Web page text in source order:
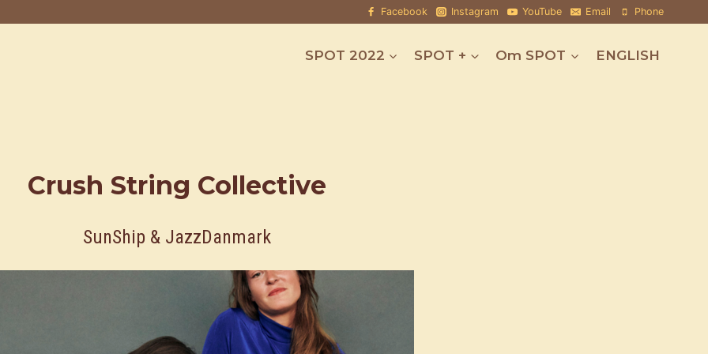
Facebook Instagram YouTube Email Phone
SPOT 2022 SPOT + Om SPOT ENGLISH
Crush String Collective
SunShip & JazzDanmark